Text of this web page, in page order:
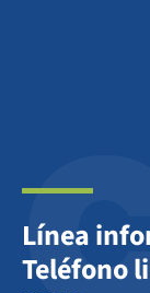
Línea
Teléfono